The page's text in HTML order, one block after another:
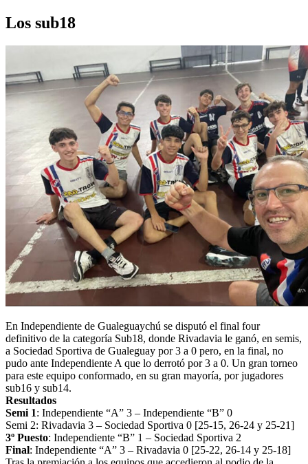
Los sub18
En Independiente de Gualeguaychú se disputó el final four
definitivo de la categoría Sub18, donde Rivadavia le ganó, en semis,
a Sociedad Sportiva de Gualeguay por 3 a 0 pero, en la final, no
pudo ante Independiente A que lo derrotó por 3 a 0. Un gran torneo
para este equipo conformado, en su gran mayoría, por jugadores
sub16 y sub14.
Resultados
Semi 1: Independiente “A” 3 – Independiente “B” 0
Semi 2: Rivadavia 3 – Sociedad Sportiva 0 [25-15, 26-24 y 25-21]
3º Puesto: Independiente “B” 1 – Sociedad Sportiva 2
Final: Independiente “A” 3 – Rivadavia 0 [25-22, 26-14 y 25-18]